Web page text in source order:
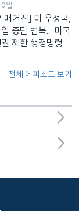
일
매거진] 미 우정국,
중단 번복... 미국
제한 행정명령
전체 에피소드 보기